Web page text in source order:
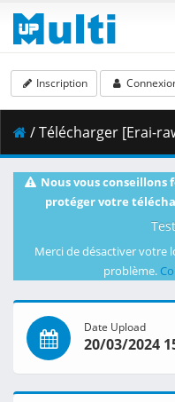
Inscription
/ Télécharger [Erai-raws] Gekai Elise - 11
Nous vous
protéger votre
Merci de désactiver votre
problème.
Date Upload
20/03/2024